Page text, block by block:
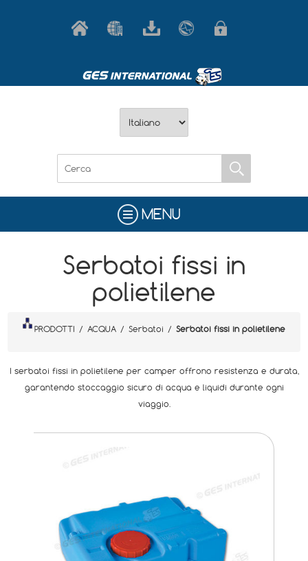
MENU
Serbatoi fissi in
polietilene
PRODOTTI / ACQUA / Serbatoi / Serbatoi fissi in polietilene
I serbatoi fissi in polietilene per camper offrono resistenza e durata,
garantendo stoccaggio sicuro di acqua e liquidi durante ogni
viaggio.